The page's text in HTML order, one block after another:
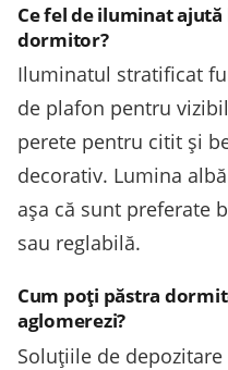
Ce fel de iluminat
dormitor?
Iluminatul stratificat
de plafon pentru
perete pentru citit și
decorativ. Lumina
așa că sunt preferate
sau reglabilă.
Cum poți păstra
aglomerezi?
Soluțiile de